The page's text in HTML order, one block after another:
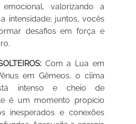
valorizando a
intensidade; juntos, vocês
desafios em força e
Com a Lua em
em Gêmeos, o clima
intenso e cheio de
é um momento propício
inesperados e conexões